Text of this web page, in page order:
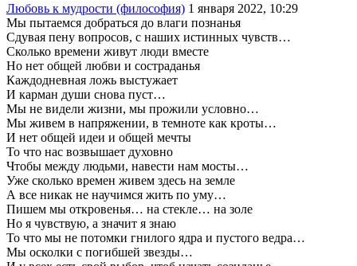
Любовь к мудрости (философия) 1 января 2022, 10:29
Мы пытаемся добраться до влаги познанья
Сдувая пену вопросов, с наших истинных чувств…
Сколько времени живут люди вместе
Но нет общей любви и состраданья
Каждодневная ложь выстужает
И карман души снова пуст…
Мы не видели жизни, мы прожили условно…
Мы живем в напряжении, в темноте как кроты…
И нет общей идеи и общей мечты
То что нас возвышает духовно
Чтобы между людьми, навести нам мосты…
Уже сколько времен живем здесь на земле
А все никак не научимся жить по уму…
Пишем мы откровенья… на стекле… на золе
Но я чувствую, а значит я знаю
То что мы не потомки гнилого ядра и пустого ведра…
Мы осколки с погибшей звезды…